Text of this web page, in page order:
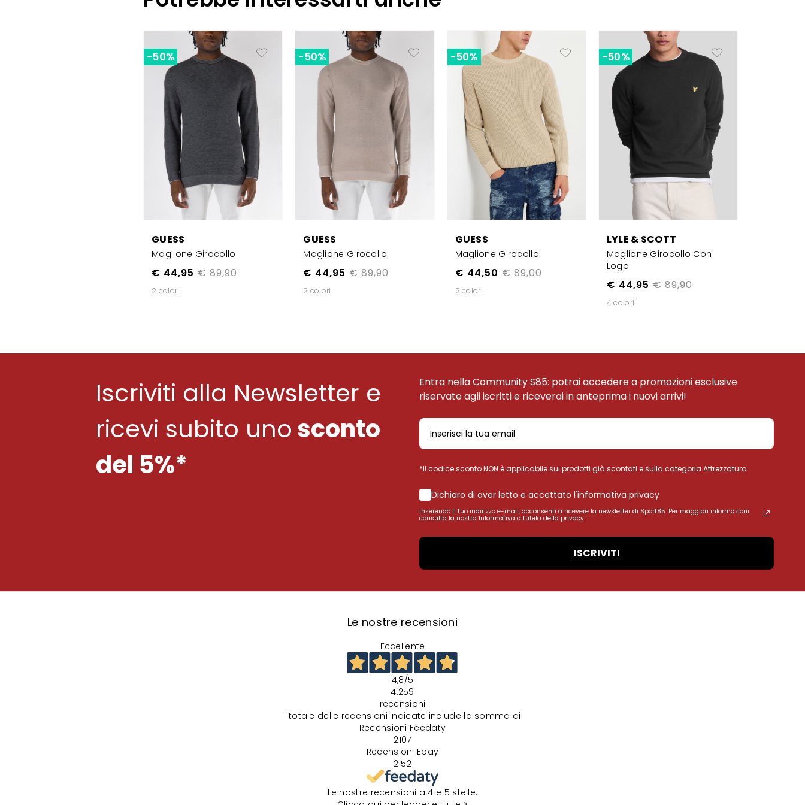
GUESS
Maglione Girocollo
€ 89,90
€ 44,95
-50%
2 colori
GUESS
Maglione Girocollo
€ 89,90
€ 44,95
-50%
2 colori
GUESS
Maglione Girocollo
€ 89,00
€ 44,50
-50%
2 colori
LYLE & SCOTT
Maglione Girocollo Con
Logo
€ 89,90
€ 44,95
-50%
4 colori
Iscriviti alla Newsletter e
ricevi subito unosconto
del 5%*
Entra nella Community S85: potrai accedere a promozioni esclusive
riservate agli iscritti e riceverai in anteprima i nuovi arrivi!
*Il codice sconto NON è applicabile sui prodotti già scontati e sulla categoria Attrezzatura
Dichiaro di aver letto e accettato l'informativa privacy
Inserendo il tuo indirizzo e-mail, acconsenti a ricevere la newsletter di Sport85. Per maggiori informazioni
consulta la nostra Informativa a tutela della privacy.
ISCRIVITI
Le nostre recensioni
Eccellente
4,8/5
4.259
recensioni
Il totale delle recensioni indicate include la somma di:
Recensioni Feedaty
2107
Recensioni Ebay
2152
Le nostre recensioni a 4 e 5 stelle.